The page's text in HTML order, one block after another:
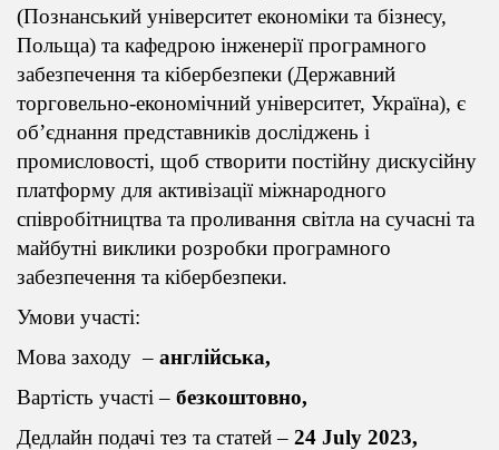
(Познанський університет економіки та бізнесу,
Польща) та кафедрою інженерії програмного
забезпечення та кібербезпеки (Державний
торговельно-економічний університет, Україна), є
об’єднання представників досліджень і
промисловості, щоб створити постійну дискусійну
платформу для активізації міжнародного
співробітництва та проливання світла на сучасні та
майбутні виклики розробки програмного
забезпечення та кібербезпеки.
Умови участі:
Мова заходу – англійська,
Вартість участі – безкоштовно,
Дедлайн подачі тез та статей – 24 July 2023,